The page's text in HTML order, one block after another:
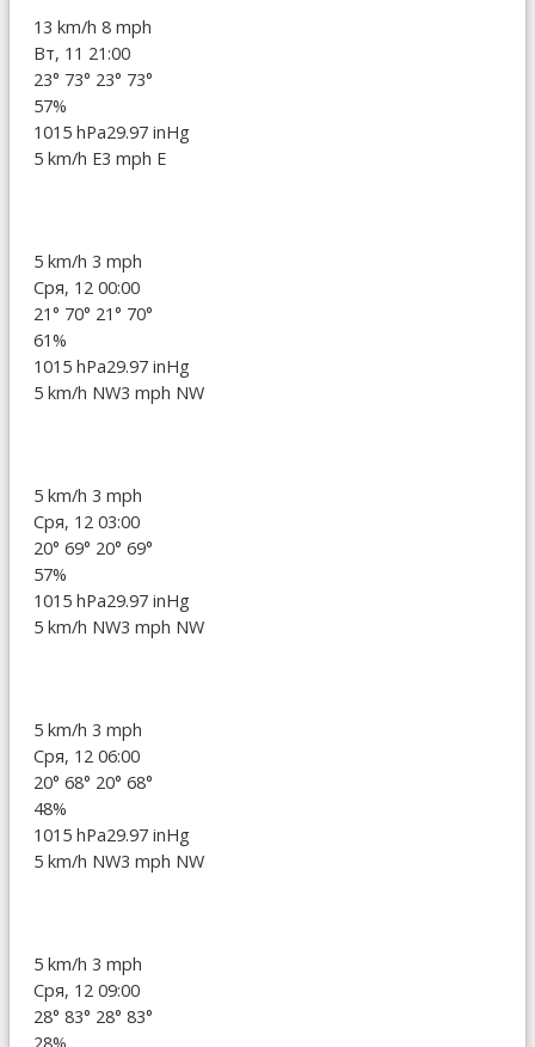
13 km/h 8 mph
Вт, 11 21:00
23° 73° 23° 73°
57%
1015 hPa29.97 inHg
5 km/h E3 mph E
5 km/h 3 mph
Сря, 12 00:00
21° 70° 21° 70°
61%
1015 hPa29.97 inHg
5 km/h NW3 mph NW
5 km/h 3 mph
Сря, 12 03:00
20° 69° 20° 69°
57%
1015 hPa29.97 inHg
5 km/h NW3 mph NW
5 km/h 3 mph
Сря, 12 06:00
20° 68° 20° 68°
48%
1015 hPa29.97 inHg
5 km/h NW3 mph NW
5 km/h 3 mph
Сря, 12 09:00
28° 83° 28° 83°